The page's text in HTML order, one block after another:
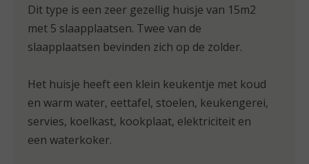
Dit type is een zeer gezellig huisje van 15m2
met 5 slaapplaatsen. Twee van de
slaapplaatsen bevinden zich op de zolder.
Het huisje heeft een klein keukentje met koud
en warm water, eettafel, stoelen, keukengerei,
servies, koelkast, kookplaat, elektriciteit en
een waterkoker.